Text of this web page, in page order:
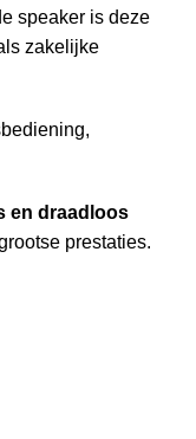
speaker is deze
zakelijke
en draadloos
prestaties.